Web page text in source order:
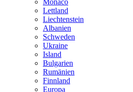
Monaco
Lettland
Liechtenstein
Albanien
Schweden
Ukraine
Island
Bulgarien
Rumänien
Finnland
Europa